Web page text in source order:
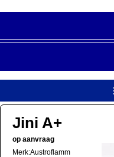
Jini A+
op aanvraag
Merk:Austroflamm